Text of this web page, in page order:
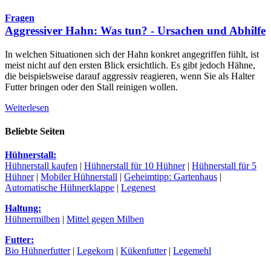
Fragen
Aggressiver Hahn: Was tun? - Ursachen und Abhilfe
In welchen Situationen sich der Hahn konkret angegriffen fühlt, ist
meist nicht auf den ersten Blick ersichtlich. Es gibt jedoch Hähne,
die beispielsweise darauf aggressiv reagieren, wenn Sie als Halter
Futter bringen oder den Stall reinigen wollen.
Weiterlesen
Beliebte Seiten
Hühnerstall:
Hühnerstall kaufen | Hühnerstall für 10 Hühner| Hühnerstall für 5
Hühner| Mobiler Hühnerstall | Geheimtipp: Gartenhaus |
Automatische Hühnerklappe | Legenest
Haltung:
Hühnermilben | Mittel gegen Milben
Futter:
Bio Hühnerfutter| Legekorn | Kükenfutter| Legemehl